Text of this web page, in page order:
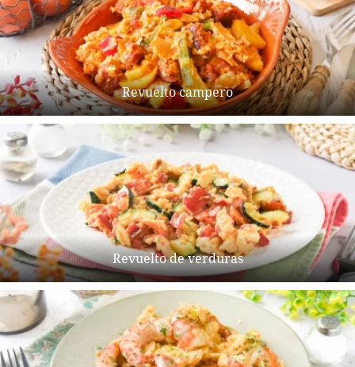
Revuelto campero
Revuelto de verduras